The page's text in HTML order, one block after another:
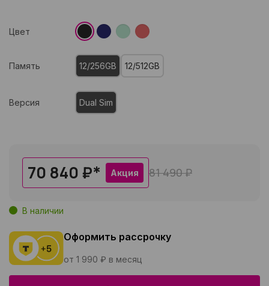
Цвет
Память 12/256GB 12/512GB
Версия Dual Sim
70 840 ₽* Акция 81 490 ₽
В наличии
Оформить рассрочку
от 1 990 ₽ в месяц